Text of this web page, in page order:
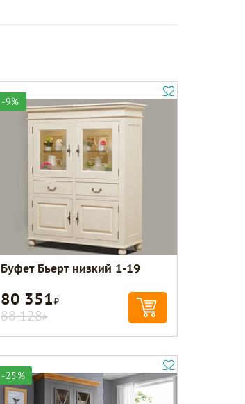
-9%
Буфет Бьерт низкий 1-19
80 351Р
88 128Р
-25%